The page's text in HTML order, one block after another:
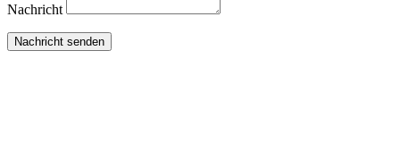
Nachricht
Nachricht senden